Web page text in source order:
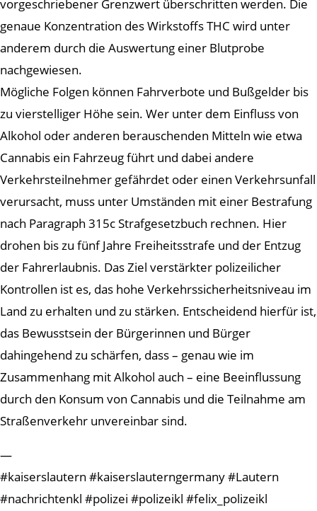
vorgeschriebener Grenzwert überschritten werden. Die
genaue Konzentration des Wirkstoffs THC wird unter
anderem durch die Auswertung einer Blutprobe
nachgewiesen.
Mögliche Folgen können Fahrverbote und Bußgelder bis
zu vierstelliger Höhe sein. Wer unter dem Einfluss von
Alkohol oder anderen berauschenden Mitteln wie etwa
Cannabis ein Fahrzeug führt und dabei andere
Verkehrsteilnehmer gefährdet oder einen Verkehrsunfall
verursacht, muss unter Umständen mit einer Bestrafung
nach Paragraph 315c Strafgesetzbuch rechnen. Hier
drohen bis zu fünf Jahre Freiheitsstrafe und der Entzug
der Fahrerlaubnis. Das Ziel verstärkter polizeilicher
Kontrollen ist es, das hohe Verkehrssicherheitsniveau im
Land zu erhalten und zu stärken. Entscheidend hierfür ist,
das Bewusstsein der Bürgerinnen und Bürger
dahingehend zu schärfen, dass – genau wie im
Zusammenhang mit Alkohol auch – eine Beeinflussung
durch den Konsum von Cannabis und die Teilnahme am
Straßenverkehr unvereinbar sind.
—
#kaiserslautern #kaiserslauterngermany #Lautern
#nachrichtenkl #polizei #polizeikl #felix_polizeikl